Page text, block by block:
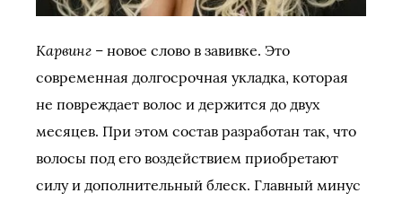
Карвинг – новое слово в завивке. Это
современная долгосрочная укладка, которая
не повреждает волос и держится до двух
месяцев. При этом состав разработан так, что
волосы под его воздействием приобретают
силу и дополнительный блеск. Главный минус